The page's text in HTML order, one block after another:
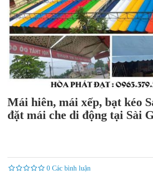
Mái hiên, mái xếp, bạt kéo
đặt mái che di động tại Sài
0 Các bình luận